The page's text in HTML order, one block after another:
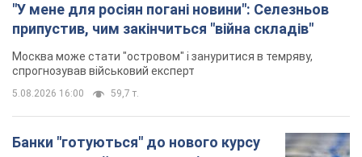
"У мене для росіян погані новини": Селезньов
припустив, чим закінчиться "війна складів"
Москва може стати "островом" і зануритися в темряву,
спрогнозував військовий експерт
5.08.2026 16:00 59,7 т.
Банки "готуються" до нового курсу